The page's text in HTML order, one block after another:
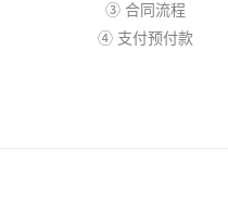
③ 合同流程
④ 支付预付款